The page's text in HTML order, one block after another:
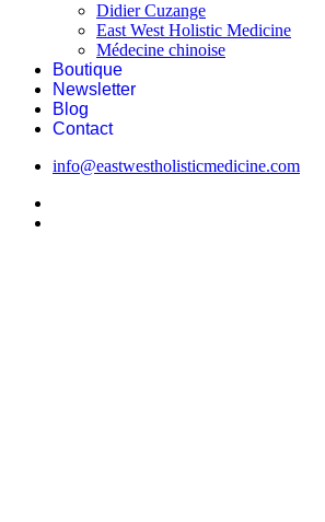
Didier Cuzange
East West Holistic Medicine
Médecine chinoise
Boutique
Newsletter
Blog
Contact
info@eastwestholisticmedicine.com